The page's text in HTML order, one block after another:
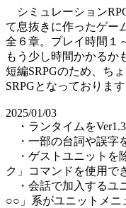
シミュレーション
て息抜きに作ったゲー
全６章。プレイ時間１
もう少し時間かかるか
短編SRPGのため、ち
SRPGとなっております
2025/01/03
・ランタイムを
・一部の台詞や誤字
・ゲストユニットを
ク」コマンドを使用で
・会話で加入するユ
○○」系がユニットメニ